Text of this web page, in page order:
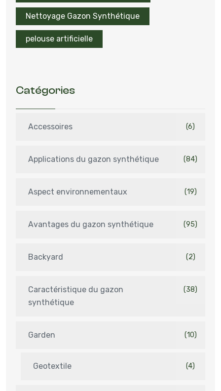
Nettoyage Gazon Synthétique
pelouse artificielle
Catégories
Accessoires (6)
Applications du gazon synthétique (84)
Aspect environnementaux (19)
Avantages du gazon synthétique (95)
Backyard (2)
Caractéristique du gazon
synthétique
(38)
Garden (10)
Geotextile (4)